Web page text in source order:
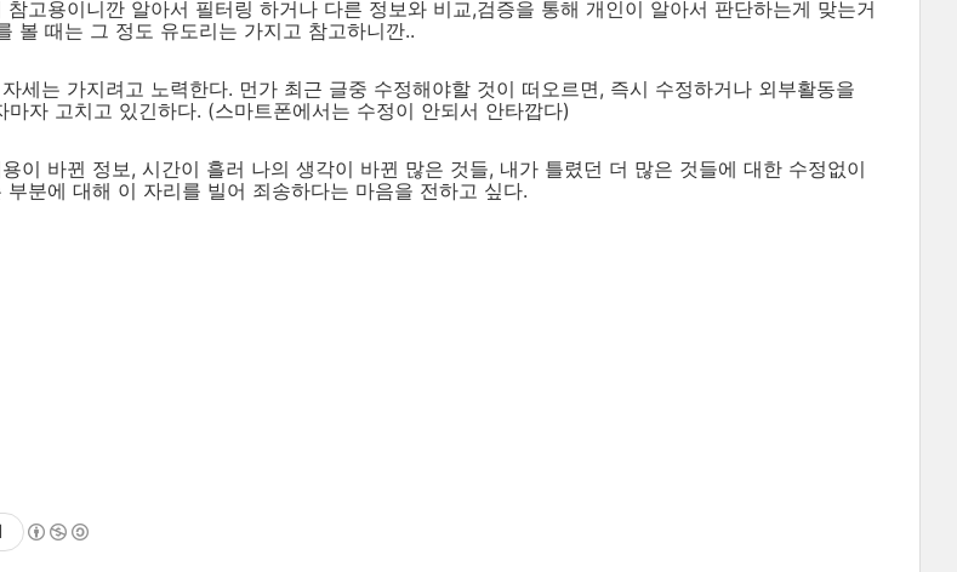
고용이니깐 알아서 필터링 하거나 다른 정보와 비교,검증을 통해 개인이 알아서 판단하는게 맞는거
볼 때는 그 정도 유도리는 가지고 참고하니깐..
세는 가지려고 노력한다. 먼가 최근 글중 수정해야할 것이 떠오르면, 즉시 수정하거나 외부활동을
자 고치고 있긴하다. (스마트폰에서는 수정이 안되서 안타깝다)
이 바뀐 정보, 시간이 흘러 나의 생각이 바뀐 많은 것들, 내가 틀렸던 더 많은 것들에 대한 수정없이
분에 대해 이 자리를 빌어 죄송하다는 마음을 전하고 싶다.